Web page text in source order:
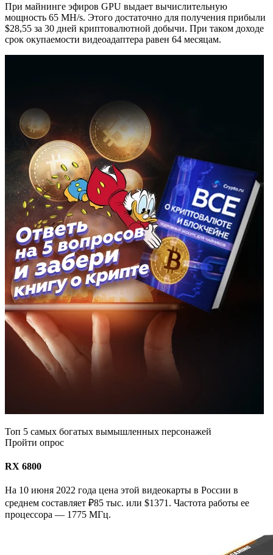
При майнинге эфиров GPU выдает вычислительную
мощность 65 MH/s. Этого достаточно для получения прибыли
$28,55 за 30 дней криптовалютной добычи. При таком доходе
срок окупаемости видеоадаптера равен 64 месяцам.
Топ 5 самых богатых вымышленных персонажей
Пройти опрос
RX 6800
На 10 июня 2022 года цена этой видеокарты в России в
среднем составляет ₽85 тыс. или $1371. Частота работы ее
процессора — 1775 МГц.